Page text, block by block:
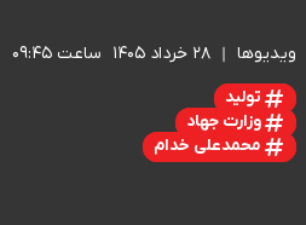
ویدیوها ۲۸ خرداد ۱۴۰۵ ساعت ۰۹:۴۵
تولید
وزارت جهاد
محمدعلی خدام